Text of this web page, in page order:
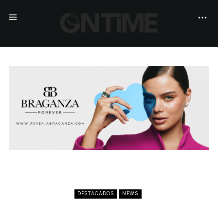
DESTACADOS NEWS